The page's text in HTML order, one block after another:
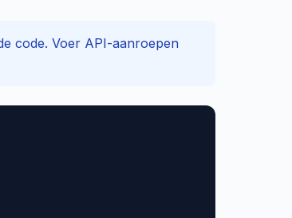
code. Voer API-aanroepen